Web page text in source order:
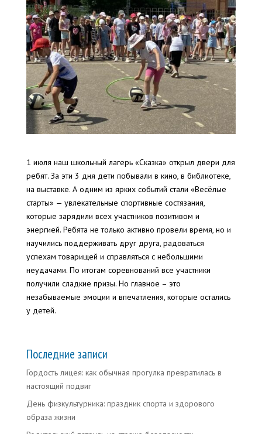
1 июля наш школьный лагерь «Сказка» открыл двери для
ребят. За эти 3 дня дети побывали в кино, в библиотеке,
на выставке. А одним из ярких событий стали «Весёлые
старты» — увлекательные спортивные состязания,
которые зарядили всех участников позитивом и
энергией. Ребята не только активно провели время, но и
научились поддерживать друг друга, радоваться
успехам товарищей и справляться с небольшими
неудачами. По итогам соревнований все участники
получили сладкие призы. Но главное – это
незабываемые эмоции и впечатления, которые остались
у детей.
Последние записи
Гордость лицея: как обычная прогулка превратилась в
настоящий подвиг
День физкультурника: праздник спорта и здорового
образа жизни